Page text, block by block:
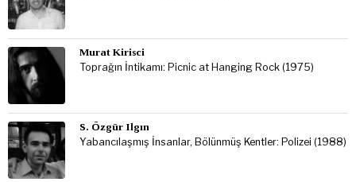
Murat Kirisci
Toprağın İntikamı: Picnic at Hanging Rock (1975)
S. Özgür Ilgın
Yabancılaşmış İnsanlar, Bölünmüş Kentler: Polizei (1988)